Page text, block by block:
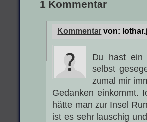
1 Kommentar
Kommentar von:
Du hast ein
selbst
zumal mir
Gedanken einkommt.
hätte man zur Insel
ist es sehr lauschig